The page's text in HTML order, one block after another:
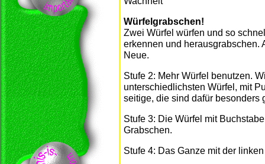
Würfelgrabschen!
Zwei Würfel würfen und so
erkennen und herausgrabschen.
Neue.
Stufe 2: Mehr Würfel benutzen.
unterschiedlichsten Würfel, mit
seitige, die sind dafür besonders
Stufe 3: Die Würfel mit
Grabschen.
Stufe 4: Das Ganze mit der